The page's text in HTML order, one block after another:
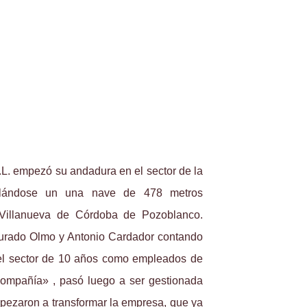
empezó su andadura en el sector de la
un una nave de 478 metros
de Córdoba de Pozoblanco.
Olmo y Antonio Cardador contando
sector de 10 años como empleados de
, pasó luego a ser gestionada
a transformar la empresa, que ya